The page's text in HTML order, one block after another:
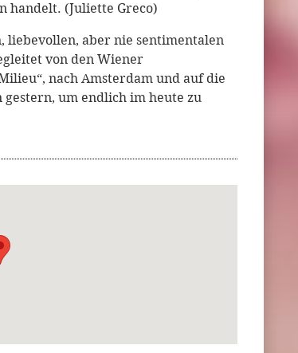
handelt. (Juliette Greco)
liebevollen, aber nie sentimentalen
von den Wiener
nach Amsterdam und auf die
um endlich im heute zu